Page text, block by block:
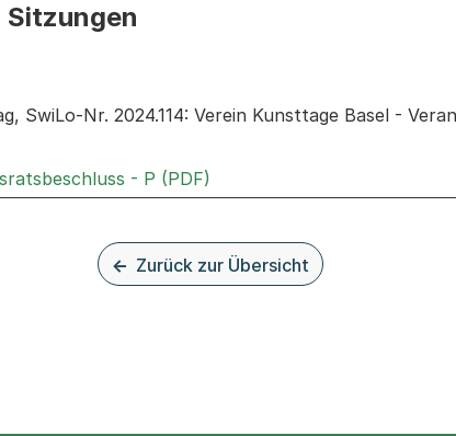
Sitzungen
zu den Sitzungen zum Geschäft
SwiLo-Nr. 2024.114: Verein Kunsttage Basel -
- P (PDF)
Zurück zur Übersicht